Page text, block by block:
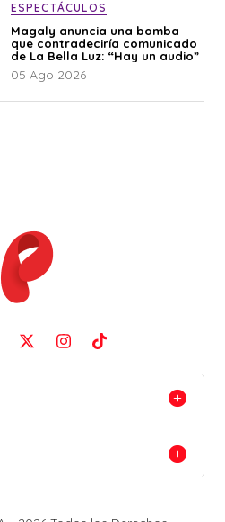
ESPECTÁCULOS
Magaly anuncia una bomba
que contradeciría comunicado
de La Bella Luz: “Hay un audio”
05 Ago 2026